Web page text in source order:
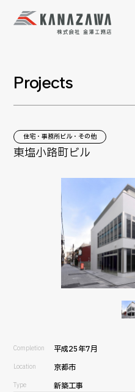
Projects
住宅・事務所ビル・その他
東塩小路町ビル
Completion 平成25年7月
Location 京都市
Type 新築工事